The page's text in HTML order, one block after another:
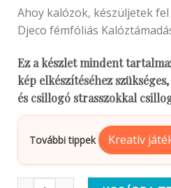
Ahoy kalózok, készüljetek
Djeco fémfóliás
Ez a készlet mindent
kép elkészítéséhez
és csillogó strasszokkal
További tippek Kreatív
Djeco Fémfóliás színezés |